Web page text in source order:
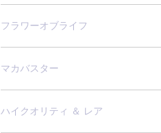
フラワーオブライフ
マカバスター
ハイクオリティ ＆ レア